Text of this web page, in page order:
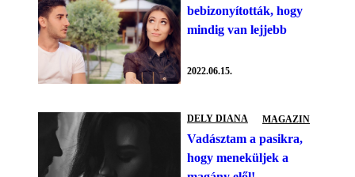
bebizonyították, hogy
mindig van lejjebb
2022.06.15.
DELY DIANA MAGAZIN
Vadásztam a pasikra,
hogy meneküljek a